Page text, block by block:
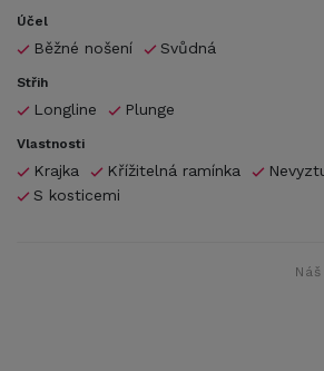
Účel
Běžné nošení Svůdná
Střih
Longline Plunge
Vlastnosti
Krajka Křížitelná ramínka
S kosticemi